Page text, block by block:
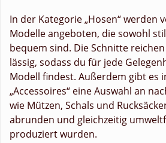
In der Kategorie „Hosen“ werden
Modelle angeboten, die sowohl
bequem sind. Die Schnitte
lässig, sodass du für jede
Modell findest. Außerdem gibt es
„Accessoires“ eine Auswahl an
wie Mützen, Schals und
abrunden und gleichzeitig
produziert wurden.